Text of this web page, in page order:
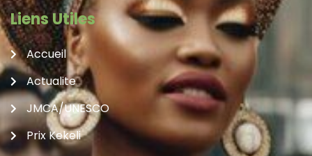
Liens Utiles
Accueil
Actualite
JMCA/UNESCO
Prix Kekeli